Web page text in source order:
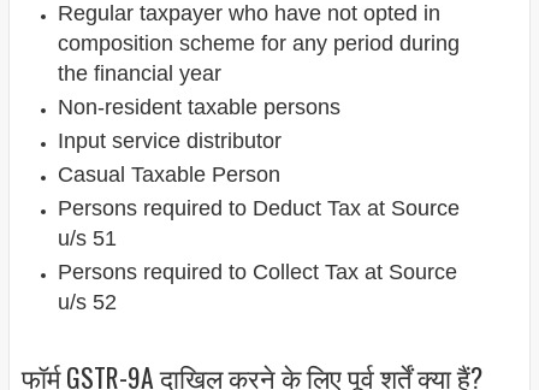
Regular taxpayer who have not opted in
composition scheme for any period during
the financial year
Non-resident taxable persons
Input service distributor
Casual Taxable Person
Persons required to Deduct Tax at Source
u/s 51
Persons required to Collect Tax at Source
u/s 52
फॉर्म GSTR-9A दाखिल करने के लिए पूर्व शर्तें क्या हैं?